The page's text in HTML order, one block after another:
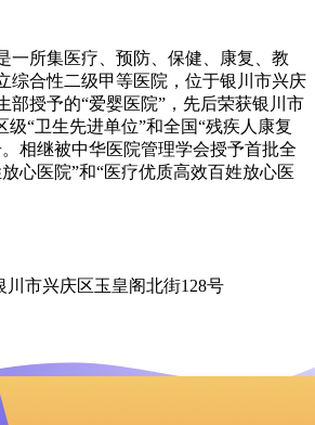
一所集医疗、预防、保健、康复、教
综合性二级甲等医院，位于银川市兴庆
部授予的“爱婴医院”，先后荣获银川市
级“卫生先进单位”和全国“残疾人康复
相继被中华医院管理学会授予首批全
心医院”和“医疗优质高效百姓放心医
川市兴庆区玉皇阁北街128号